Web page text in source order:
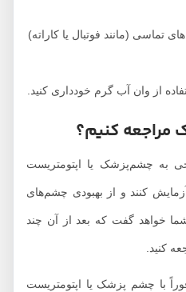
(مانند فوتبال یا کاراته)
از وان آب گرم خودداری کنید.
کنیم؟
چشم‌پزشک یا اپتومتریست
کنند و از بهبودی چشم‌های
گفت که بعد از آن چند
چشم پزشک یا اپتومتریست